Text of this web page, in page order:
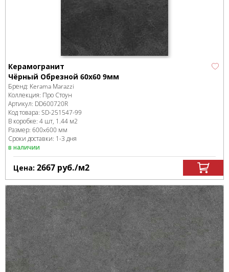
Керамогранит
Чёрный Обрезной 60x60 9мм
Бренд: Kerama Marazzi
Коллекция: Про Стоун
Артикул: DD600720R
Код товара: SD-251547-99
В коробке: 4 шт, 1.44 м2
Размер: 600x600 мм
Сроки доставки: 1-3 дня
в наличии
Цена: 2667 руб./м2